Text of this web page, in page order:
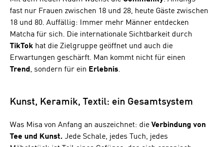
fast nur Frauen zwischen 18 und 28, heute Gäste zwischen
18 und 80. Auffällig: Immer mehr Männer entdecken
Matcha für sich. Die internationale Sichtbarkeit durch
TikTok hat die Zielgruppe geöffnet und auch die
Erwartungen geschärft. Man kommt nicht für einen
Trend , sondern für ein Erlebnis.
Kunst, Keramik, Textil: ein Gesamtsystem
Was Misa von Anfang an auszeichnet: die Verbindung von
Tee und Kunst. Jede Schale, jedes Tuch, jedes